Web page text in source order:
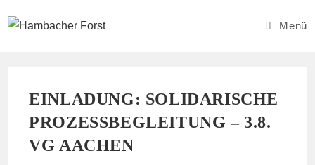
Inhalt
Menü
EINLADUNG: SOLIDARISCHE
PROZESSBEGLEITUNG – 3.8.
VG AACHEN